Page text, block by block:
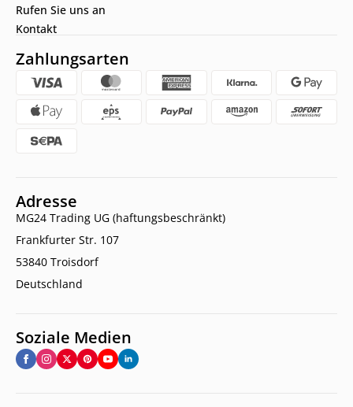
Rufen Sie uns an
Kontakt
Zahlungsarten
Adresse
MG24 Trading UG (haftungsbeschränkt)
Frankfurter Str. 107
53840 Troisdorf
Deutschland
Soziale Medien